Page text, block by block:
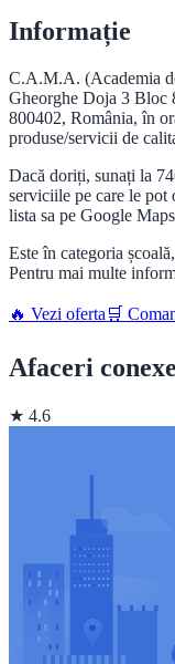
Informație
C.A.M.A. (Academia
Gheorghe Doja 3 Bloc
800402, România, în
produse/servicii de
Dacă doriți, sunați la
serviciile pe care le
lista sa pe Google
Este în categoria
Pentru mai multe
🔥 Vezi oferta 🛒
Afaceri
★ 4.6